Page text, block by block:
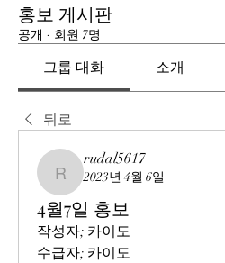
홍보 게시판
공개 · 회원 7명
그룹 대화 소개
뒤로
rudal5617
rudal5617
2023년 4월 6일
4월7일 홍보
작성자; 카이도
수급자; 카이도